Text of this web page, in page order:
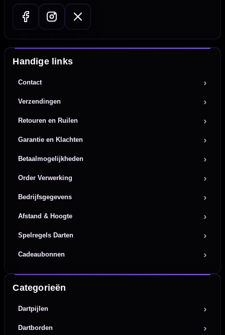
Handige links
Contact
Verzendingen
Retouren en Ruilen
Garantie en Klachten
Betaalmogelijkheden
Order Verwerking
Bedrijfsgegevens
Afstand & Hoogte
Spelregels Darten
Cadeaubonnen
Categorieën
Dartpijlen
Dartborden